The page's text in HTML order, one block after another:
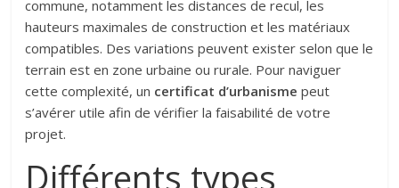
commune, notamment les distances de recul, les
hauteurs maximales de construction et les matériaux
compatibles. Des variations peuvent exister selon que le
terrain est en zone urbaine ou rurale. Pour naviguer
cette complexité, un certificat d’urbanisme peut
s’avérer utile afin de vérifier la faisabilité de votre
projet.
Différents types